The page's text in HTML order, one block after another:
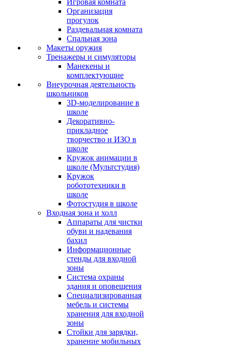
Игровая комната
Организация
прогулок
Раздевальная комната
Спальная зона
Макеты оружия
Тренажеры и симуляторы
Манекены и
комплектующие
Внеурочная деятельность
школьников
3D-моделирование в
школе
Декоративно-
прикладное
творчество и ИЗО в
школе
Кружок анимации в
школе (Мультстудия)
Кружок
робототехники в
школе
Фотостудия в школе
Входная зона и холл
Аппараты для чистки
обуви и надевания
бахил
Информационные
стенды для входной
зоны
Система охраны
здания и оповещения
Специализированная
мебель и системы
хранения для входной
зоны
Стойки для зарядки,
хранение мобильных